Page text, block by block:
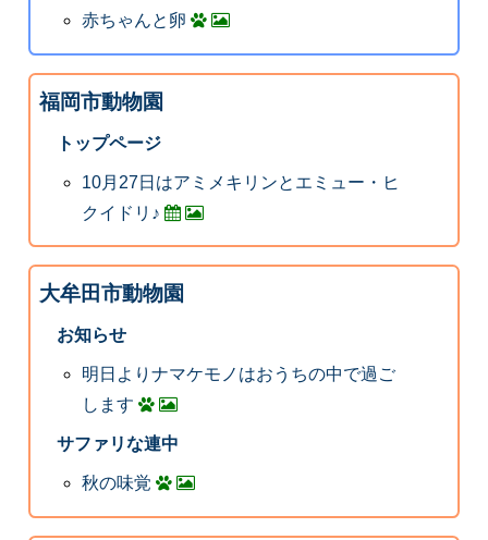
赤ちゃんと卵
福岡市動物園
トップページ
10月27日はアミメキリンとエミュー・ヒ
クイドリ♪
大牟田市動物園
お知らせ
明日よりナマケモノはおうちの中で過ご
します
サファリな連中
秋の味覚